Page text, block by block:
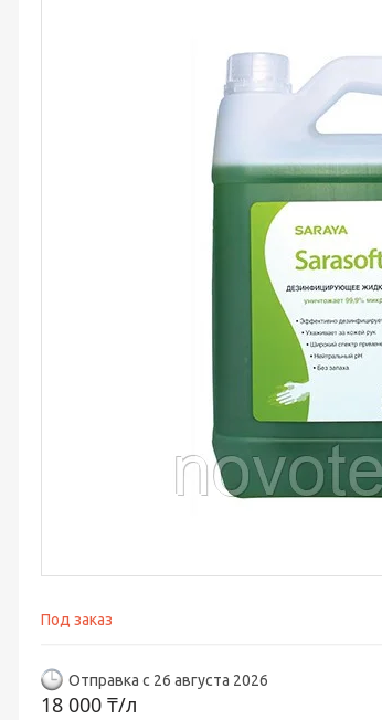
Под заказ
Отправка с 26 августа 2026
18 000 ₸/л